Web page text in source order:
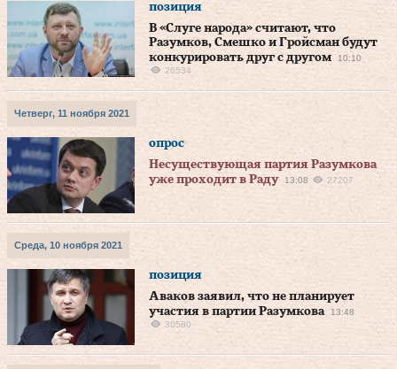
позиция
В «Слуге народа» считают, что
Разумков, Смешко и Гройсман будут
конкурировать друг с другом
10:10
26534
Четверг, 11 ноября 2021
опрос
Несуществующая партия Разумкова
уже проходит в Раду
13:08 27207
Среда, 10 ноября 2021
позиция
Аваков заявил, что не планирует
участия в партии Разумкова
13:48
30580